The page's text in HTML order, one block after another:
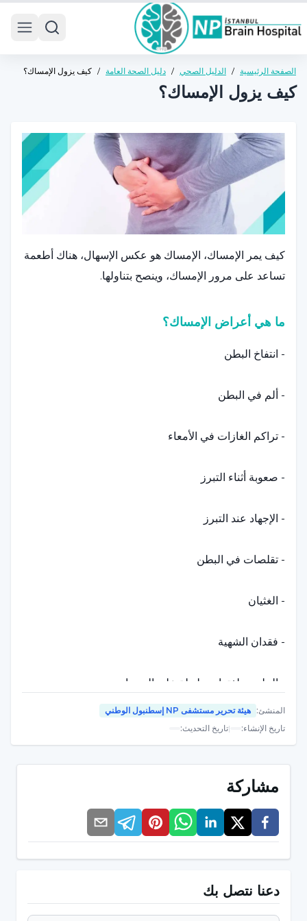
الصفحة الرئيسية / الدليل الصحي / دليل الصحة العامة / كيف يزول الإمساك؟
كيف يزول الإمساك؟
كيف يمر الإمساك، الإمساك هو عكس الإسهال، هناك أطعمة
تساعد على مرور الإمساك، وينصح بتناولها.
ما هي أعراض الإمساك؟
- انتفاخ البطن
- ألم في البطن
- تراكم الغازات في الأمعاء
- صعوبة أثناء التبرز
- الإجهاد عند التبرز
- تقلصات في البطن
- الغثيان
- فقدان الشهية
- الجلوس لفترات طويلة على المرحاض
- صعوبة الذهاب إلى المرحاض
- صلابة البراز وتكتله
- التعب
من يمكن أن يعاني من الإمساك؟
المنشئ: هيئة تحرير مستشفى NP إسطنبول الوطني
تاريخ الإنشاء:
|تاريخ التحديث:
مشاركة
دعنا نتصل بك